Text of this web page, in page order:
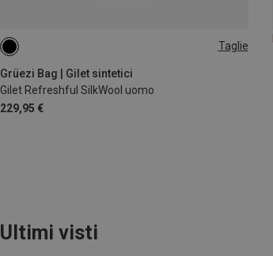
Taglie
Grüezi Bag | Gilet sintetici
Gilet Refreshful SilkWool uomo
229,95 €
S
Ultimi visti